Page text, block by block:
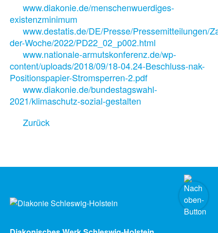
www.diakonie.de/menschenwuerdiges-
existenzminimum
www.destatis.de/DE/Presse/Pressemitteilungen/
der-Woche/2022/PD22_02_p002.html
www.nationale-armutskonferenz.de/wp-
content/uploads/2018/09/18-04.24-Beschluss-nak-
Positionspapier-Stromsperren-2.pdf
www.diakonie.de/bundestagswahl-
2021/klimaschutz-sozial-gestalten
Zurück